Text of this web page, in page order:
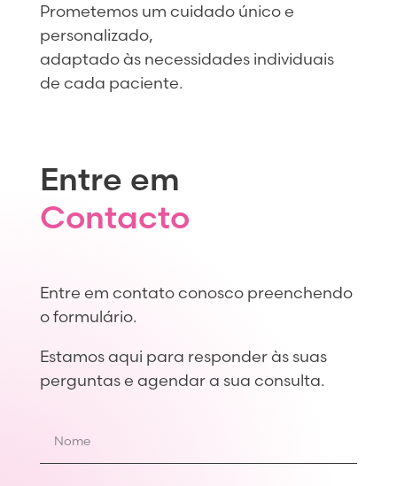
Prometemos um cuidado único e
personalizado,
adaptado às necessidades individuais
de cada paciente.
Entre em
Contacto
Entre em contato conosco preenchendo
o formulário.
Estamos aqui para responder às suas
perguntas e agendar a sua consulta.